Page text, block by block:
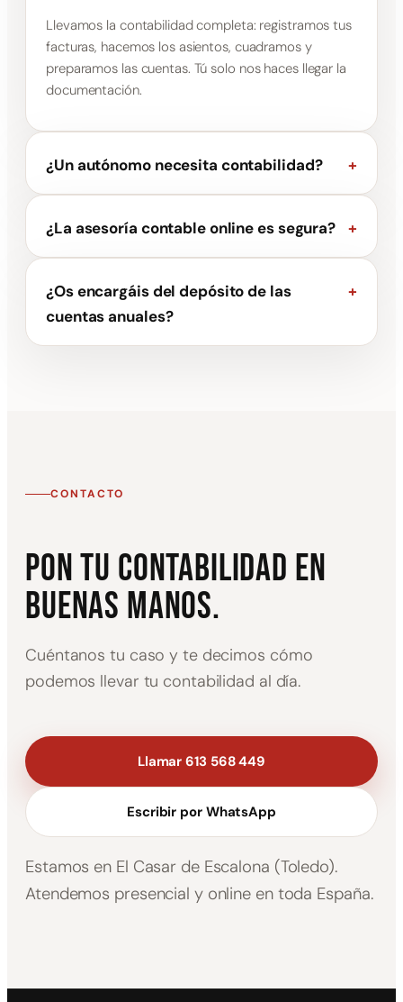
Llevamos la contabilidad completa: registramos tus
facturas, hacemos los asientos, cuadramos y
preparamos las cuentas. Tú solo nos haces llegar la
documentación.
¿Un autónomo necesita contabilidad? +
¿La asesoría contable online es segura? +
¿Os encargáis del depósito de las
cuentas anuales?
+
CONTACTO
Pon tu contabilidad en
buenas manos.
Cuéntanos tu caso y te decimos cómo
podemos llevar tu contabilidad al día.
Llamar 613 568 449
Escribir por WhatsApp
Estamos en El Casar de Escalona (Toledo).
Atendemos presencial y online en toda España.